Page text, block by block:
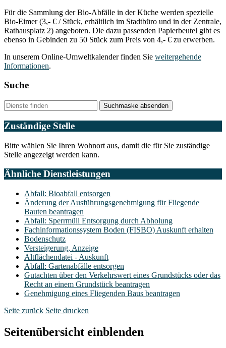
Für die Sammlung der Bio-Abfälle in der Küche werden spezielle
Bio-Eimer (3,- € / Stück, erhältlich im Stadtbüro und in der Zentrale,
Rathausplatz 2) angeboten. Die dazu passenden Papierbeutel gibt es
ebenso in Gebinden zu 50 Stück zum Preis von 4,- € zu erwerben.
In unserem Online-Umweltkalender finden Sie weitergehende
Informationen.
Suche
Suchmaske absenden
Zuständige Stelle
Bitte wählen Sie Ihren Wohnort aus, damit die für Sie zuständige
Stelle angezeigt werden kann.
Ähnliche Dienstleistungen
Abfall: Bioabfall entsorgen
Änderung der Ausführungsgenehmigung für Fliegende
Bauten beantragen
Abfall: Sperrmüll Entsorgung durch Abholung
Fachinformationssystem Boden (FISBO) Auskunft erhalten
Bodenschutz
Versteigerung, Anzeige
Altflächendatei - Auskunft
Abfall: Gartenabfälle entsorgen
Gutachten über den Verkehrswert eines Grundstücks oder das
Recht an einem Grundstück beantragen
Genehmigung eines Fliegenden Baus beantragen
Seite zurück Seite drucken
Seitenübersicht einblenden